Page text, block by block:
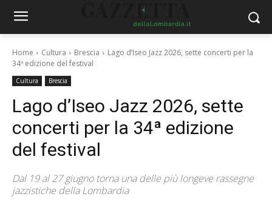
Home Cultura Brescia
Lago d’Iseo Jazz 2026, sette concerti per la
34ª edizione del festival
Cultura Brescia
Lago d’Iseo Jazz 2026, sette
concerti per la 34ª edizione
del festival
Dal 19 al 27 giugno torna una delle più longeve rassegne
jazzistiche della Lombardia